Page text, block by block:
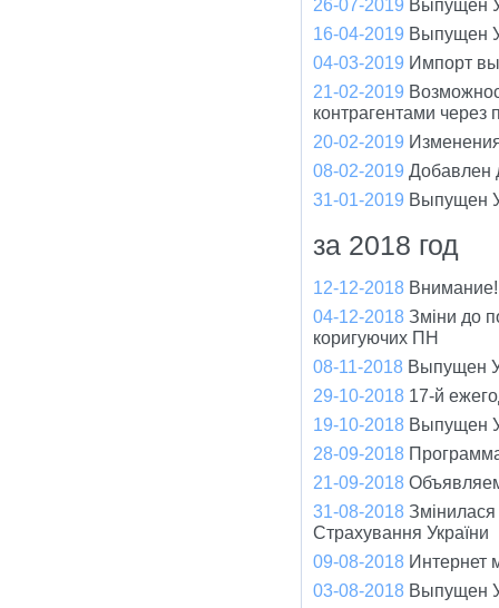
26-07-2019 Выпущен
16-04-2019 Выпущен
04-03-2019 Импорт
21-02-2019
контрагентами через
20-02-2019
08-02-2019 Добавлен
31-01-2019 Выпущен
за 2018 год
12-12-2018 Внимание!
04-12-2018 Зміни до
коригуючих ПН
08-11-2018 Выпущен
29-10-2018 17-й
19-10-2018 Выпущен
28-09-2018
21-09-2018
31-08-2018
Страхування України
09-08-2018 Интернет
03-08-2018 Выпущен